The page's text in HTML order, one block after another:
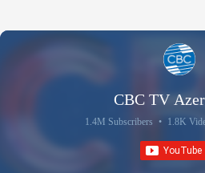
CBC TV
1.4M Subscribers • 1.8K